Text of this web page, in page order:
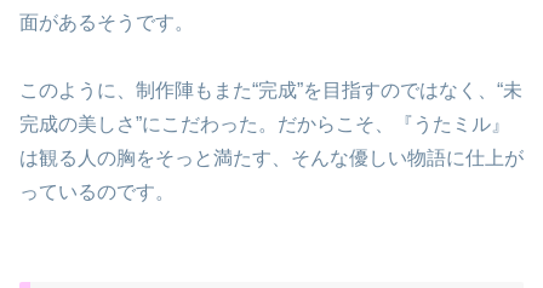
面があるそうです。
このように、制作陣もまた“完成”を目指すのではなく、“未
完成の美しさ”にこだわった。だからこそ、『うたミル』
は観る人の胸をそっと満たす、そんな優しい物語に仕上が
っているのです。